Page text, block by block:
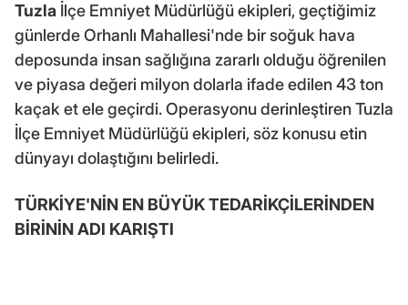
Tuzla İlçe Emniyet Müdürlüğü ekipleri, geçtiğimiz
günlerde Orhanlı Mahallesi'nde bir soğuk hava
deposunda insan sağlığına zararlı olduğu öğrenilen
ve piyasa değeri milyon dolarla ifade edilen 43 ton
kaçak et ele geçirdi. Operasyonu derinleştiren Tuzla
İlçe Emniyet Müdürlüğü ekipleri, söz konusu etin
dünyayı dolaştığını belirledi.
TÜRKİYE'NİN EN BÜYÜK TEDARİKÇİLERİNDEN
BİRİNİN ADI KARIŞTI